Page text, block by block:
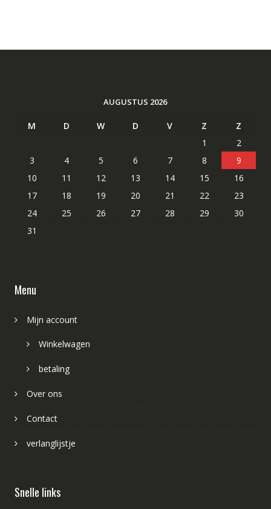
AUGUSTUS 2026
M D W D V Z
Z
1
2
3
4 5 6 7 8
9
10
11 12 13 14 15
16
17
18 19 20 21 22
23
24
25 26 27 28 29
30
31
Menu
Mijn account
Winkelwagen
betaling
Over ons
Contact
verlanglijstje
Snelle links